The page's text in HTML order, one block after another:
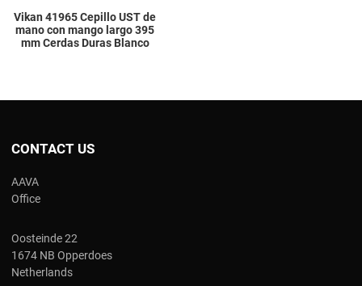
Vikan 41965 Cepillo UST de
mano con mango largo 395
mm Cerdas Duras Blanco
CONTACT US
AAVA
Office
Oosteinde 22
1674 NB Opperdoes
Netherlands